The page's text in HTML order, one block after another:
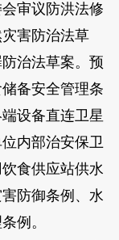
审议防洪法修
害防治法草
治法草案。预
备安全管理条
设备直连卫星
内部治安保卫
食供应站供水
防御条例、水
例。